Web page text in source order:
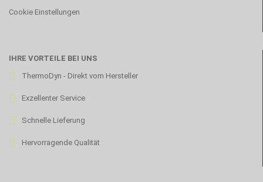
Cookie Einstellungen
IHRE VORTEILE BEI UNS
ThermoDyn - Direkt vom Hersteller
Exzellenter Service
Schnelle Lieferung
Hervorragende Qualität